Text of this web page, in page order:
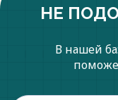
НЕ
В нашей